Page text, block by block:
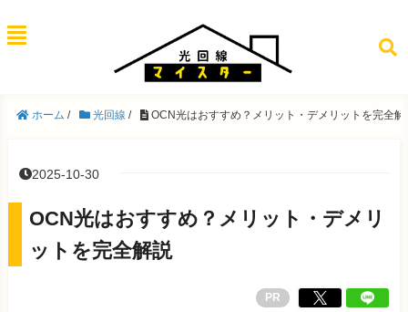
ホーム / 光回線 / OCN光はおすすめ？メリット・デメリットを完全解
2025-10-30
OCN光はおすすめ？メリット・デメリ
ットを完全解説
PR